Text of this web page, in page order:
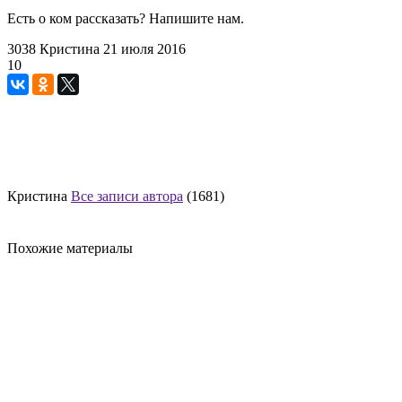
Есть о ком рассказать? Напишите нам.
3038 Кристина 21 июля 2016
10
Кристина Все записи автора (1681)
Похожие материалы